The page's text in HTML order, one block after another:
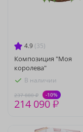
4.9 (35)
Композиция "Моя
королева"
В наличии
237 880 ₽ -10%
214 090 ₽